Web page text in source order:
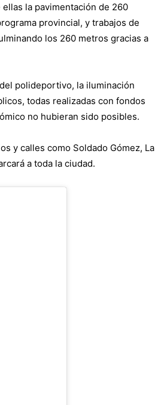
la pavimentación de 260
provincial, y trabajos de
los 260 metros gracias a
polideportivo, la iluminación
todas realizadas con fondos
no hubieran sido posibles.
y calles como Soldado Gómez, La
a toda la ciudad.